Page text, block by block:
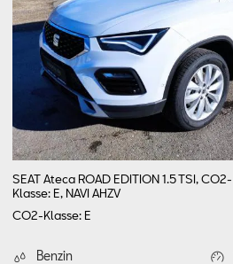
SEAT Ateca ROAD EDITION 1.5 TSI, CO2-
Klasse: E, NAVI AHZV
CO2-Klasse: E
Benzin